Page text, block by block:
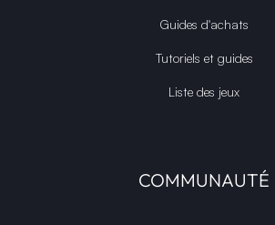
Guides d'achats
Tutoriels et guides
Liste des jeux
COMMUNAUTÉ